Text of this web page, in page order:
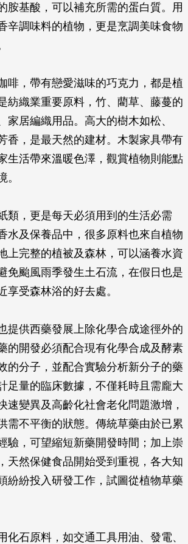
胺基酸，可以補充所需的蛋白質。用
辛調味料的植物，更是烹調美味食物
啡，帶有戀愛滋味的巧克力，都是植
紡織業重要原料，竹、藺草、藤蔓的
家居編織用品。高大的樹木如松、
香，是最天然的建材。木製家具帶有
生活帶來溫暖色澤，觀賞植物則能點
。
類，更是每天必須用到的生活必需
水及保養品中，很多原料也來自植物
上完整的植被及森林，可以涵養水資
免颱風雨季發生土石流，在假日也是
享受森林浴的好去處。
提供西藥發展上除化學合成途徑外的
的開發必須配合現有化學合成及酵素
的分子，並配合實驗分析新分子的藥
足量的臨床數據，不僅耗時且需龐大
速變異及高齡化社會老化問題激增，
需不平衡的狀態。傳統草藥由於已累
驗，可望縮短新藥開發時間；加上崇
天然保健食品開始受到重視，各大知
紛紛投入研發工作，試圖從植物草藥
化石原料，如交通工具用油、發電、